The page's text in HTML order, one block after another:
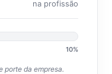
na profissão
10%
porte da empresa.